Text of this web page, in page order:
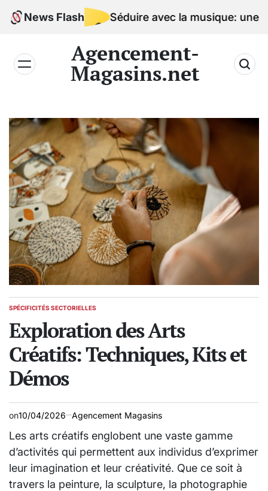
Skip
News FlashSéduire avec la musique: une
Agencement-
Magasins.net
POSTED
SPÉCIFICITÉS SECTORIELLES
Exploration des Arts
Créatifs: Techniques, Kits et
Démos
on10/04/2026 Agencement Magasins
Les arts créatifs englobent une vaste gamme
d’activités qui permettent aux individus d’exprimer
leur imagination et leur créativité. Que ce soit à
travers la peinture, la sculpture, la photographie